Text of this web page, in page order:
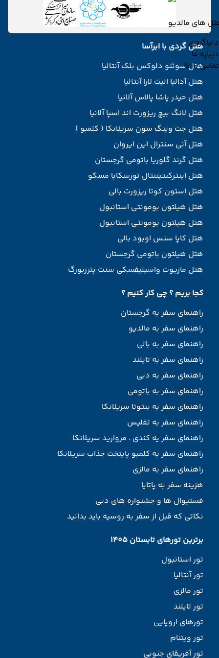
های مالدیو
دنیاگردی
درباره ما
تماس با ما
هتل گردی با ابرآسا
هتل سوئنو دلوکس بلک آنتالیا
هتل آدالیا الیت لارا آنتالیا
هتل حیدر پاشا پالاس آلانیا
هتل لانگ بیچ ریزورت اند اسپا آلانیا
هتل جت وینگ سون سریلانکا ( کلمبو )
هتل آنی سنترال این ایروان
هتل گرند گلوریا باتومی گرجستان
هتل اینترکنتیننتال تورسکایا مسکو
هتل استون کوتا ریزورت بالی
هتل هیلتون بومونتی استانبول
هتل هیلتون بومونتی استانبول
هتل کاپا سنس اوبود بالی
هتل هیلتون باتومی گرجستان
هتل ماریوت واسیلیفسکی سنت پترزبورگ
کجا بریم ؟ چی کار کنیم ؟
راهنمای سفر به گرجستان
راهنمای سفر به مالدیو
راهنمای سفر به بالی
راهنمای سفر به تایلند
راهنمای سفر به دبی
راهنمای سفر به باتومی
راهنمای سفر به بنتوتا سریلانکا
راهنمای سفر به تفلیس
راهنمای سفر یه کندی ، مروارید سریلانکا
راهنمای سفر به کلمبو پایتخت جذاب سریلانکا
راهنمای سفر به مالزی
هزینه سفر به پاتایا
فستیوال ها و جشنواره های دبی
نکاتی که قبل از سفر به روسیه باید بدانید
برترین تورهای تابستان 1405
تور استانبول
تور آنتالیا
تور مالزی
تور تایلند
تورهای اروپایی
تور ویتنام
تور آفریقای جنوبی